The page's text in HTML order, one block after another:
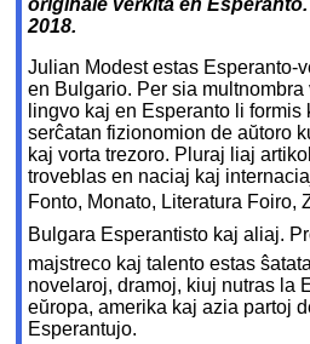
originale verkita en
2018.
Julian Modest estas Esperanto-
en Bulgario. Per sia
lingvo kaj en Esperanto li
serĉatan fizionomion de aŭtoro
kaj vorta trezoro. Pluraj liaj
troveblas en naciaj kaj
Fonto, Monato, Literatura
Bulgara Esperantisto kaj aliaj.
majstreco kaj talento estas
novelaroj, dramoj, kiuj nutras la
eŭropa, amerika kaj azia partoj
Esperantujo.